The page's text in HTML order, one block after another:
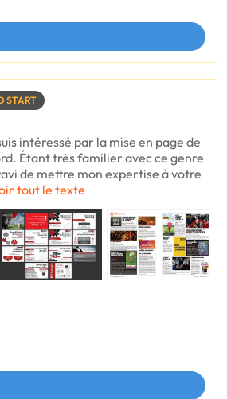
START
intéressé par la mise en page de
Étant très familier avec ce genre
de mettre mon expertise à votre
tout le texte